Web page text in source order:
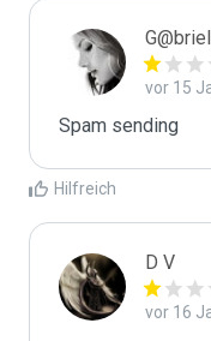
vor 15
Spam sending
Hilfreich
D V
vor 16